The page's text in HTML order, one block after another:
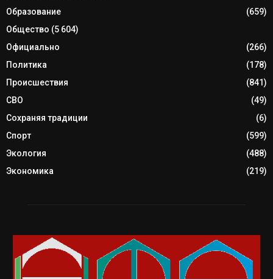
Образование
(659)
Общество (5 604)
Официально
(266)
Политика
(178)
Происшествия
(841)
СВО
(49)
Сохраняя традиции
(6)
Спорт
(599)
Экология
(488)
Экономика
(219)